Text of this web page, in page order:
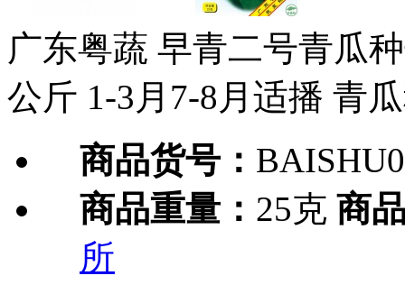
广东粤蔬 早青二号青瓜
公斤 1-3月7-8月适播 青
商品货号：
商品重量： 25克 商
所